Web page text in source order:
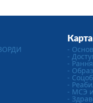
-
-
-
-
-
-
- МСЭ
-